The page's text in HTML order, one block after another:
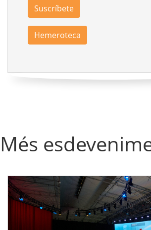
Suscríbete
Hemeroteca
Més